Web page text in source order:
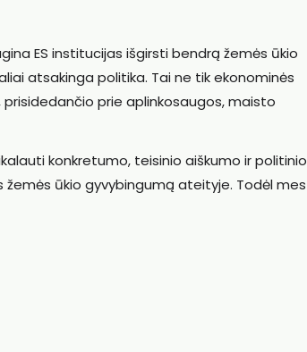
ES institucijas išgirsti bendrą žemės ūkio
atsakinga politika. Tai ne tik ekonominės
prie aplinkosaugos, maisto
konkretumo, teisinio aiškumo ir politinio
ūkio gyvybingumą ateityje. Todėl mes